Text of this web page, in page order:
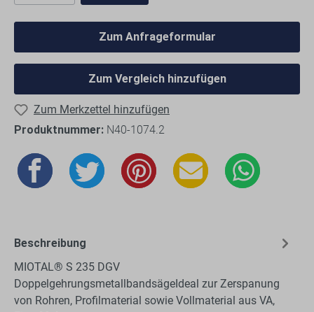
Zum Anfrageformular
Zum Vergleich hinzufügen
Zum Merkzettel hinzufügen
Produktnummer: N40-1074.2
Beschreibung
MIOTAL® S 235 DGV
DoppelgehrungsmetallbandsägeIdeal zur Zerspanung
von Rohren, Profilmaterial sowie Vollmaterial aus VA,